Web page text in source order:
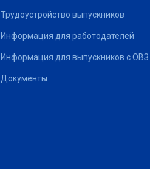
Трудоустройство выпускников
Информация для работодателей
Информация для выпускников с ОВЗ
Документы